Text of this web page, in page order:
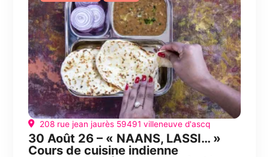
208 rue jean jaurès 59491 villeneuve d'ascq
30 Août 26 – « NAANS, LASSI… »
Cours de cuisine indienne